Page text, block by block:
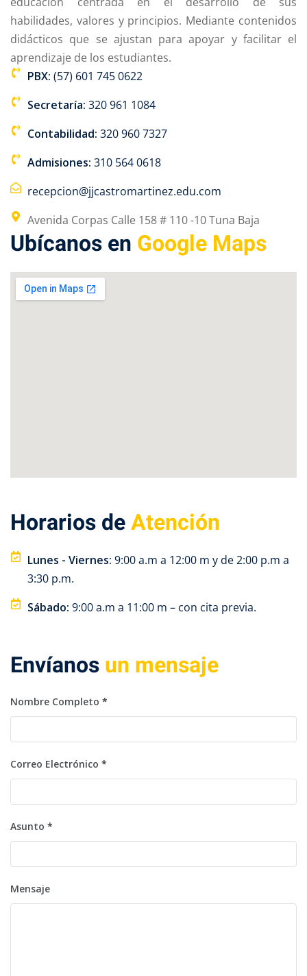
English CLT
Plena
Ambiental
y Cultura
Phidias
Pagos en Linea
habilidades, valores y principios. Mediante contenidos
didácticos que se ajustan para apoyar y facilitar el
aprendizaje de los estudiantes.
PBX: (57) 601 745 0622
Secretaría: 320 961 1084
Contabilidad: 320 960 7327
Admisiones: 310 564 0618
recepcion@jjcastromartinez.edu.com
Avenida Corpas Calle 158 # 110 -10 Tuna Baja
Ubícanos en Google Maps
Horarios deAtención
Lunes - Viernes: 9:00 a.m a 12:00 m y de 2:00 p.m a
3:30 p.m.
Sábado: 9:00 a.m a 11:00 m – con cita previa.
Envíanosun mensaje
Nombre Completo *
Correo Electrónico *
Asunto *
Mensaje